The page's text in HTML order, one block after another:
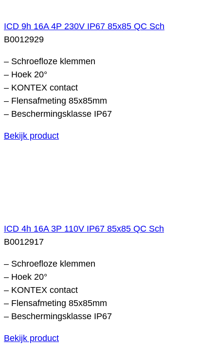
ICD 9h 16A 4P 230V IP67 85x85 QC Sch
B0012929
– Schroefloze klemmen
– Hoek 20°
– KONTEX contact
– Flensafmeting 85x85mm
– Beschermingsklasse IP67
Bekijk product
ICD 4h 16A 3P 110V IP67 85x85 QC Sch
B0012917
– Schroefloze klemmen
– Hoek 20°
– KONTEX contact
– Flensafmeting 85x85mm
– Beschermingsklasse IP67
Bekijk product